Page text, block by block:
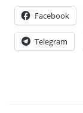
Facebook
Telegram